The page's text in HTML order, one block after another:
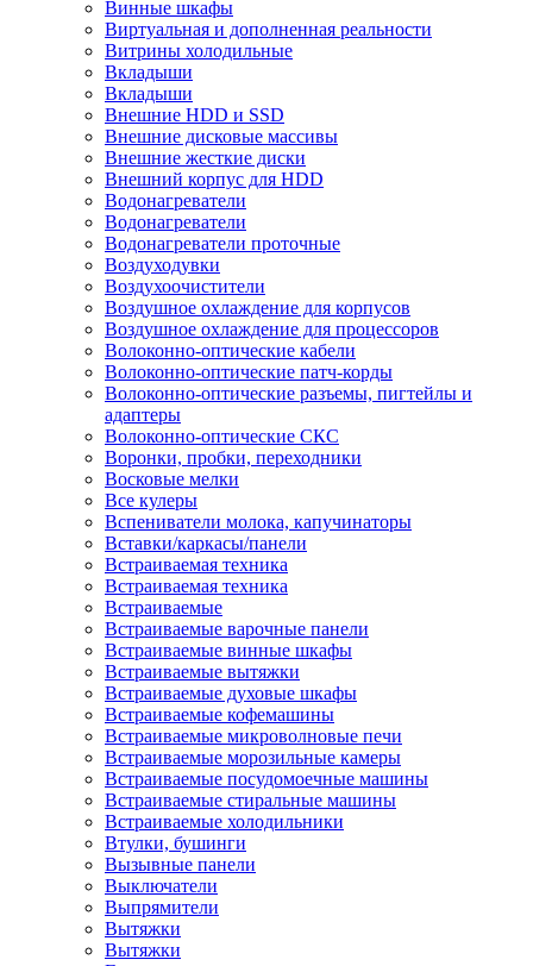
Винные шкафы
Виртуальная и дополненная реальности
Витрины холодильные
Вкладыши
Вкладыши
Внешние HDD и SSD
Внешние дисковые массивы
Внешние жесткие диски
Внешний корпус для HDD
Водонагреватели
Водонагреватели
Водонагреватели проточные
Воздуходувки
Воздухоочистители
Воздушное охлаждение для корпусов
Воздушное охлаждение для процессоров
Волоконно-оптические кабели
Волоконно-оптические патч-корды
Волоконно-оптические разъемы, пигтейлы и
адаптеры
Волоконно-оптические СКС
Воронки, пробки, переходники
Восковые мелки
Все кулеры
Вспениватели молока, капучинаторы
Вставки/каркасы/панели
Встраиваемая техника
Встраиваемая техника
Встраиваемые
Встраиваемые варочные панели
Встраиваемые винные шкафы
Встраиваемые вытяжки
Встраиваемые духовые шкафы
Встраиваемые кофемашины
Встраиваемые микроволновые печи
Встраиваемые морозильные камеры
Встраиваемые посудомоечные машины
Встраиваемые стиральные машины
Встраиваемые холодильники
Втулки, бушинги
Вызывные панели
Выключатели
Выпрямители
Вытяжки
Вытяжки